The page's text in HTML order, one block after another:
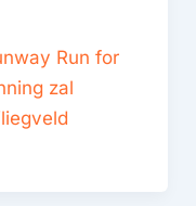
Run for
zal